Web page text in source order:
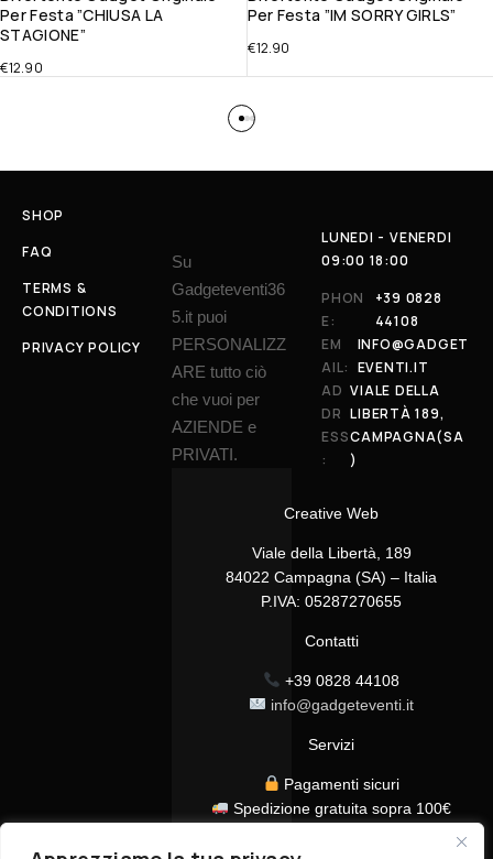
Per Festa ”CHIUSA LA
STAGIONE”
€12.90
Per Festa ”IM SORRY GIRLS”
€12.90
SHOP
FAQ
TERMS &
CONDITIONS
PRIVACY POLICY
Su
Gadgeteventi36
5.it puoi
PERSONALIZZ
ARE tutto ciò
che vuoi per
AZIENDE e
PRIVATI.
Creative Web
Viale della Libertà, 189
84022 Campagna (SA) – Italia
P.IVA: 05287270655
Contatti
+39 0828 44108
info@gadgeteventi.it
Servizi
Pagamenti sicuri
Spedizione gratuita sopra 100€
LUNEDI - VENERDI
09:00 18:00
PHON
E:
+39 0828
44108
EM
AIL:
INFO@GADGET
EVENTI.IT
AD
DR
ESS
:
VIALE DELLA
LIBERTÀ 189,
CAMPAGNA(SA
)